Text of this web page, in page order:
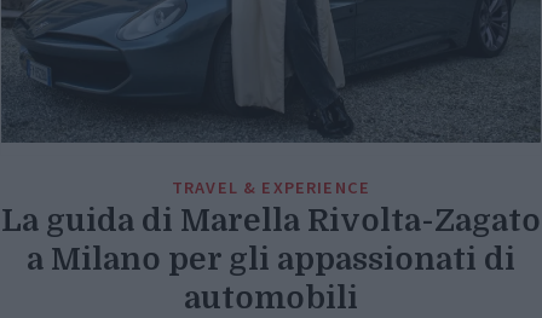
TRAVEL & EXPERIENCE
La guida di Marella Rivolta-Zagato
a Milano per gli appassionati di
automobili